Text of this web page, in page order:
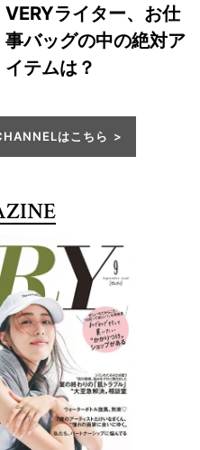
VERYライター、お仕
事バッグの中の絶対ア
イテムは？
はこちら